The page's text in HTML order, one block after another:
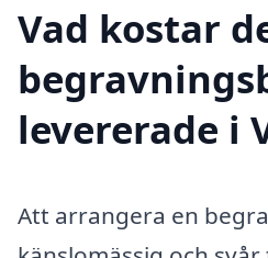
Vad kostar
levererade i
Att arrangera en